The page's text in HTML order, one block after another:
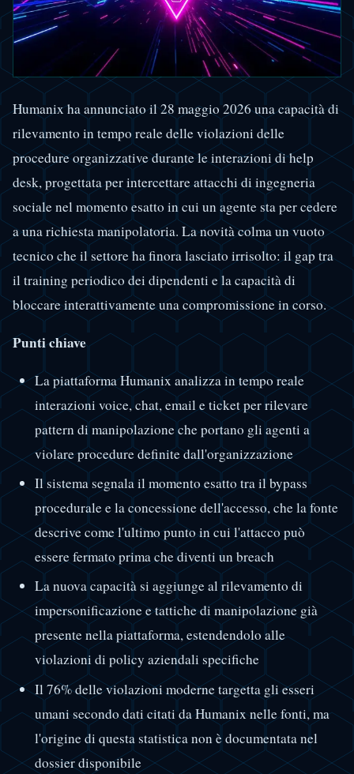
Humanix ha annunciato il 28 maggio 2026 una capacità di
rilevamento in tempo reale delle violazioni delle
procedure organizzative durante le interazioni di help
desk, progettata per intercettare attacchi di ingegneria
sociale nel momento esatto in cui un agente sta per cedere
a una richiesta manipolatoria. La novità colma un vuoto
tecnico che il settore ha finora lasciato irrisolto: il gap tra
il training periodico dei dipendenti e la capacità di
bloccare interattivamente una compromissione in corso.
Punti chiave
La piattaforma Humanix analizza in tempo reale
interazioni voice, chat, email e ticket per rilevare
pattern di manipolazione che portano gli agenti a
violare procedure definite dall'organizzazione
Il sistema segnala il momento esatto tra il bypass
procedurale e la concessione dell'accesso, che la fonte
descrive come l'ultimo punto in cui l'attacco può
essere fermato prima che diventi un breach
La nuova capacità si aggiunge al rilevamento di
impersonificazione e tattiche di manipolazione già
presente nella piattaforma, estendendolo alle
violazioni di policy aziendali specifiche
Il 76% delle violazioni moderne targetta gli esseri
umani secondo dati citati da Humanix nelle fonti, ma
l'origine di questa statistica non è documentata nel
dossier disponibile